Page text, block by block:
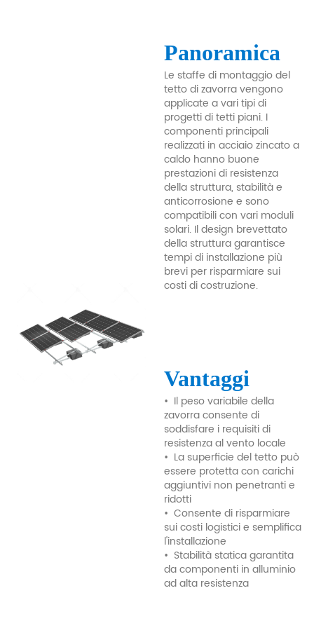
Panoramica
Le staffe di montaggio del
tetto di zavorra vengono
applicate a vari tipi di
progetti di tetti piani. I
componenti principali
realizzati in acciaio zincato a
caldo hanno buone
prestazioni di resistenza
della struttura, stabilità e
anticorrosione e sono
compatibili con vari moduli
solari. Il design brevettato
della struttura garantisce
tempi di installazione più
brevi per risparmiare sui
costi di costruzione.
Vantaggi
• Il peso variabile della
zavorra consente di
soddisfare i requisiti di
resistenza al vento locale
• La superficie del tetto può
essere protetta con carichi
aggiuntivi non penetranti e
ridotti
• Consente di risparmiare
sui costi logistici e semplifica
l'installazione
• Stabilità statica garantita
da componenti in alluminio
ad alta resistenza